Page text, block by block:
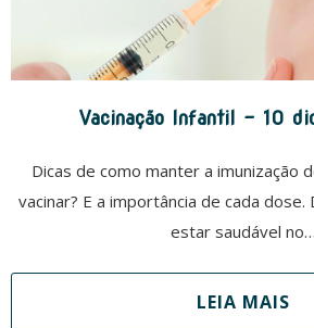
Vacinação Infantil – 10
Dicas de como manter a imunização
vacinar? E a importância de cada dose.
estar saudável no…
LEIA MAIS